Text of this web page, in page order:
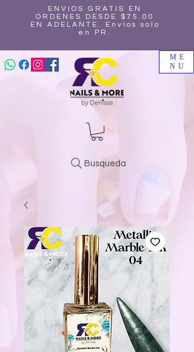
ENVIOS GRATIS EN
ORDENES DESDE $75.00
EN ADELANTE. Envíos solo
en PR.
ME
NU
Busqueda